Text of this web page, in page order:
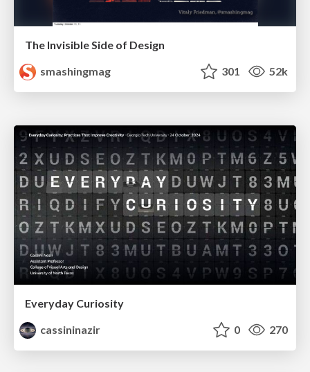
The Invisible Side of Design
smashingmag
301 52k
Everyday Curiosity
cassininazir
0 270